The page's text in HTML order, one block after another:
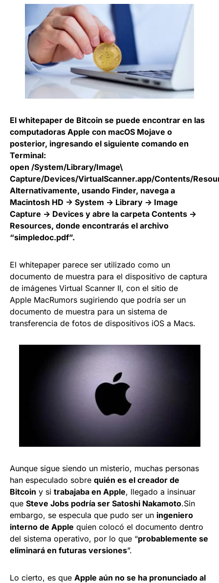
El whitepaper de Bitcoin se puede encontrar en las
computadoras Apple con macOS Mojave o
posterior, ingresando el siguiente comando en
Terminal:
open /System/Library/Image\
Capture/Devices/VirtualScanner.app/Contents/
Alternativamente, usando Finder, navega a
Macintosh HD -> System -> Library -> Image
Capture -> Devices y abre la carpeta Contents ->
Resources, donde encontrarás el archivo
“simpledoc.pdf”.
El whitepaper parece ser utilizado como un
documento de muestra para el dispositivo de captura
de imágenes Virtual Scanner II, con el sitio de
Apple MacRumors sugiriendo que podría ser un
documento de muestra para un sistema de
transferencia de fotos de dispositivos iOS a Macs.
Aunque sigue siendo un misterio, muchas personas
han especulado sobre quién es el creador de
Bitcoin y si trabajaba en Apple, llegado a insinuar
que Steve Jobs podría ser Satoshi Nakamoto.Sin
embargo, se especula que pudo ser un ingeniero
interno de Apple quien colocó el documento dentro
del sistema operativo, por lo que “probablemente se
eliminará en futuras versiones”.
Lo cierto, es que Apple aún no se ha pronunciado al